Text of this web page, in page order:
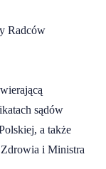
Radców
sądów
a także
Zdrowia i Ministra